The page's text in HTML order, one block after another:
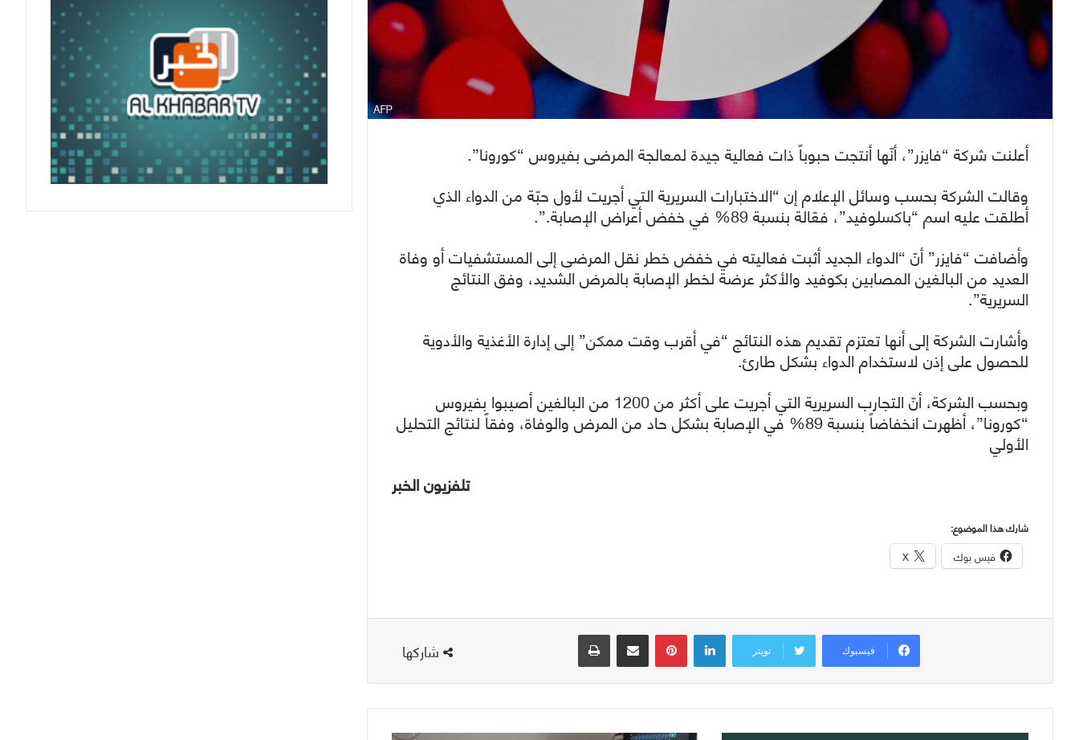
أعلنت شركة “فايزر”، أنّها أنتجت حبوباً ذات فعالية جيدة لمعالجة المرضى بفيروس “كورونا”.
وقالت الشركة بحسب وسائل الإعلام إن “الاختبارات السريرية التي أجريت لأول حبّة من الدواء الذي
أطلقت عليه اسم “باكسلوفيد”، فعّالة بنسبة 89% في خفض أعراض الإصابة.”.
وأضافت “فايزر” أنّ “الدواء الجديد أثبت فعاليته في خفض خطر نقل المرضى إلى المستشفيات أو وفاة
العديد من البالغين المصابين بكوفيد والأكثر عرضة لخطر الإصابة بالمرض الشديد، وفق النتائج
السريرية”.
وأشارت الشركة إلى أنها تعتزم تقديم هذه النتائج “في أقرب وقت ممكن” إلى إدارة الأغذية والأدوية
للحصول على إذن لاستخدام الدواء بشكل طارئ.
وبحسب الشركة، أنّ التجارب السريرية التي أجريت على أكثر من 1200 من البالغين أصيبوا بفيروس
“كورونا”، أظهرت انخفاضاً بنسبة 89% في الإصابة بشكل حاد من المرض والوفاة، وفقاً لنتائج التحليل
الأولي
تلفزيون الخبر
شارك هذا الموضوع:
فيس بوك X
شاركها فيسبوك تويتر
لينكدإن بينتيريست مشاركة عبر البريد طباعة